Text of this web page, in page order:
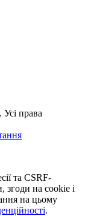
. Усі права
та CSRF-
згоди на cookie і
на цьому
.